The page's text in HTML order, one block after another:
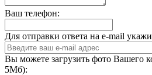
Ваш телефон:
Для отправки ответа на e-mail
Вы можете загрузить фото Вашего
5Мб):